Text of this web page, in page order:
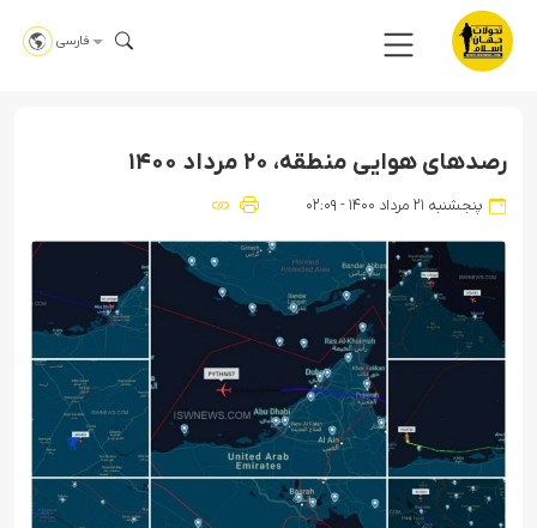
فارسی
رصدهای هوایی منطقه، ۲۰ مرداد ۱۴۰۰
پنجشنبه ۲۱ مرداد ۱۴۰۰ - ۰۲:۰۹